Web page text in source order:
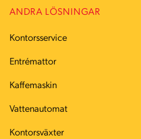
ANDRA LÖSNINGAR
Kontorsservice
Entrémattor
Kaffemaskin
Vattenautomat
Kontorsväxter